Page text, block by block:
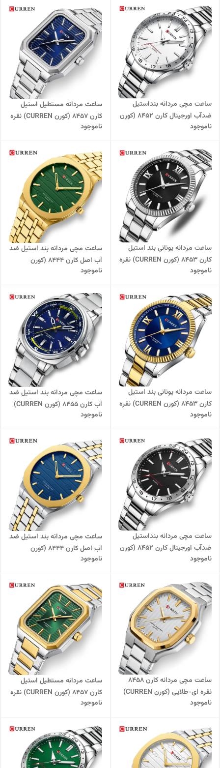
ساعت مچی مردانه بنداستیل
ضدآب اورجینال کارن 8452 (کورن
CURREN) نقره ای-سفید
ناموجود
ساعت مردانه مستطیل استیل
کارن 8457 (کورن CURREN) نقره
ای-آبی
ناموجود
ساعت مردانه یونانی بند استیل
کارن 8453 (کورن CURREN) نقره
ای-مشکی
ناموجود
ساعت مچی مردانه بند استیل ضد
آب اصل کارن 8444 (کورن
CURREN) طلایی-سبز
ناموجود
ساعت مردانه یونانی بند استیل
کارن 8453 (کورن CURREN) نقره
ای-طلایی-سرمه ای
ناموجود
ساعت مچی مردانه بند استیل ضد
آب کارن 8455 (کورن CURREN)
نقره ای-آبی
ناموجود
ساعت مچی مردانه بنداستیل
ضدآب اورجینال کارن 8452 (کورن
CURREN) نقره ای-مشکی
ناموجود
ساعت مچی مردانه بند استیل ضد
آب اصل کارن 8444 (کورن
ای
ناموجود
ساعت مچی مردانه کارن 8458
نقره ای-طلایی (کورن CURREN)
ناموجود
ساعت مردانه مستطیل استیل
کارن 8457 (کورن CURREN) نقره
ای-طلایی-سبز
ناموجود